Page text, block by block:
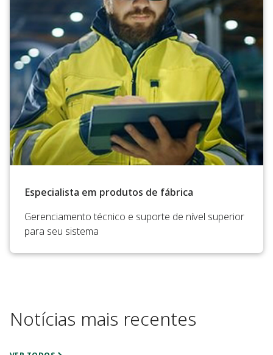
Especialista em produtos de fábrica
Gerenciamento técnico e suporte de nível superior
para seu sistema
Notícias mais recentes